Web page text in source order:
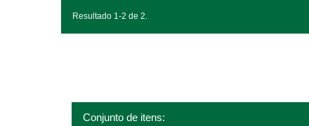
Resultado 1-2 de 2.
Conjunto de itens: